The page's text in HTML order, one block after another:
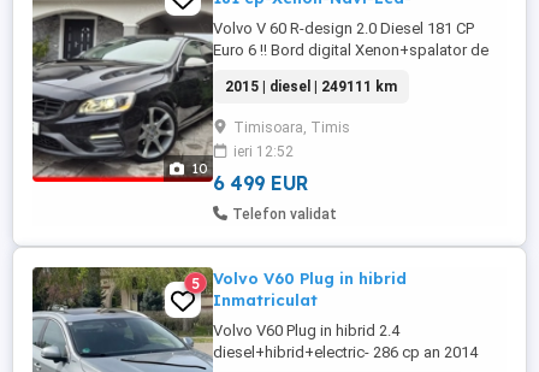
10
Volvo V 60 R-design 2.0 Diesel 181 CP
Euro 6 !! Bord digital Xenon+spalator de
Goo Entry Parbriz incalzit Cutie viteze
manuala 6+1 Navigatie 3 d tv dvd sd card
City safety ( franeaza singura ) Computer
bord Halogene ceata Bluetooth Aux in,
media in, ...
2015 | diesel | 249111 km
Timisoara, Timis
ieri 12:52
6 499 EUR
Telefon validat
5
Volvo V60 Plug in hibrid
Inmatriculat
Volvo V60 Plug in hibrid 2.4
diesel+hibrid+electric- 286 cp an 2014